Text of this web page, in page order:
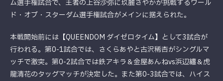
ム選手権試合で、王者の上谷沙弥に玖麗さやかが挑戦するワール
ド・オブ・スターダム選手権試合がメインに据えられた。
本戦開始前には【QUEENDOM ダイゼロタイム】として3試合が
行われる。第0-1試合では、さくらあやと古沢稀杏がシングルマ
ッチで激突。第0-2試合では鉄アキラ＆金屋あんねvs浜辺纏＆虎
龍清花のタッグマッチが決定した。また第0-3試合では、ハイス